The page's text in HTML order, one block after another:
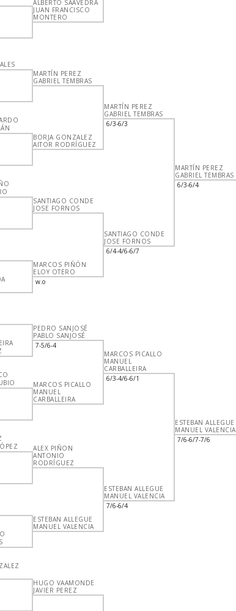
ALBERTO SAAVEDRA
JUAN FRANCISCO
MONTERO
MARTÍN PEREZ
GABRIEL TEMBRAS
BORJA GONZALEZ
AITOR RODRÍGUEZ
SANTIAGO CONDE
JOSE FORNOS
MARCOS PIÑÓN
ELOY OTERO
w.o
PEDRO SANJOSÉ
PABLO SANJOSÉ
7-5/6-4
MARCOS PICALLO
MANUEL
CARBALLEIRA
ALEX PIÑON
ANTONIO
RODRÍGUEZ
ESTEBAN ALLEGUE
MANUEL VALENCIA
HUGO VAAMONDE
JAVIER PEREZ
MARTÍN PEREZ
GABRIEL TEMBRAS
6/3-6/3
SANTIAGO CONDE
JOSE FORNOS
6/4-4/6-6/7
MARCOS PICALLO
MANUEL
CARBALLEIRA
6/3-4/6-6/1
ESTEBAN ALLEGUE
MANUEL VALENCIA
7/6-6/4
MARTÍN PEREZ
GABRIEL TEMBRAS
6/3-6/4
ESTEBAN ALLEGUE
MANUEL VALENCIA
7/6-6/7-7/6